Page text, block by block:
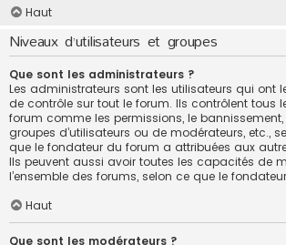
Haut
Niveaux d’utilisateurs et groupes
Que sont les administrateurs ?
Les administrateurs sont les utilisateurs qui ont
de contrôle sur tout le forum. Ils contrôlent tous
forum comme les permissions, le
groupes d’utilisateurs ou de modérateurs, etc.,
que le fondateur du forum a attribuées aux
Ils peuvent aussi avoir toutes les capacités de
l’ensemble des forums, selon ce que le
Haut
Que sont les modérateurs ?